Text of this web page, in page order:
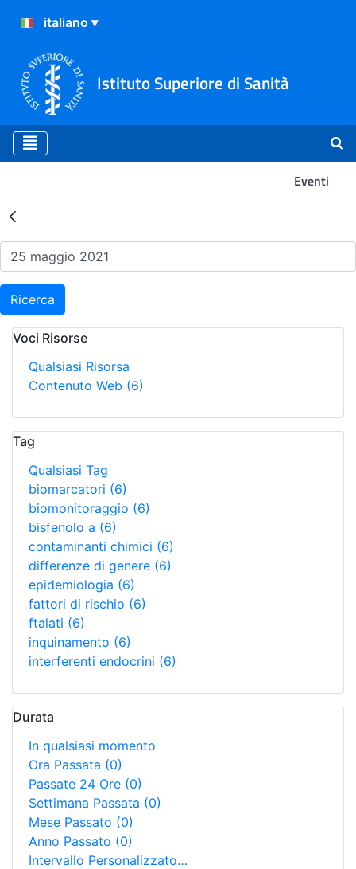
Istituto Superiore di Sanità
Eventi
Risultati della Ricerca -
Ricerca
Voci Risorse
Qualsiasi Risorsa
Contenuto Web (6)
Tag
Qualsiasi Tag
biomarcatori (6)
biomonitoraggio (6)
bisfenolo a (6)
contaminanti chimici (6)
differenze di genere (6)
epidemiologia (6)
fattori di rischio (6)
ftalati (6)
inquinamento (6)
interferenti endocrini (6)
Durata
In qualsiasi momento
Ora Passata (0)
Passate 24 Ore (0)
Settimana Passata (0)
Mese Passato (0)
Anno Passato (0)
Intervallo Personalizzato…